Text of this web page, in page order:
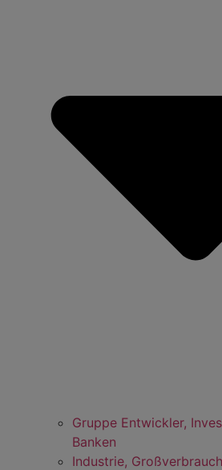
Gruppe Entwickler,
Banken
Industrie,